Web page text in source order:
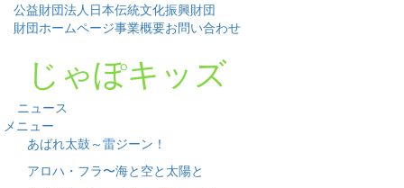
公益財団法人日本伝統文化振興財団
財団ホームページ事業概要お問い合わせ
じゃぽキッズ
ニュース
メニュー
あばれ太鼓～雷ジーン！
アロハ・フラ〜海と空と太陽と